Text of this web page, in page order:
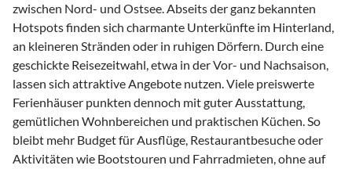
zwischen Nord- und Ostsee. Abseits der ganz bekannten
Hotspots finden sich charmante Unterkünfte im Hinterland,
an kleineren Stränden oder in ruhigen Dörfern. Durch eine
geschickte Reisezeitwahl, etwa in der Vor- und Nachsaison,
lassen sich attraktive Angebote nutzen. Viele preiswerte
Ferienhäuser punkten dennoch mit guter Ausstattung,
gemütlichen Wohnbereichen und praktischen Küchen. So
bleibt mehr Budget für Ausflüge, Restaurantbesuche oder
Aktivitäten wie Bootstouren und Fahrradmieten, ohne auf